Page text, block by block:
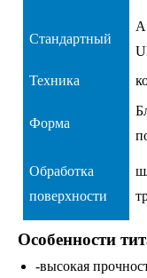
Стандартный
Техника
Форма
Обработка
поверхности
Особенности
-высокая